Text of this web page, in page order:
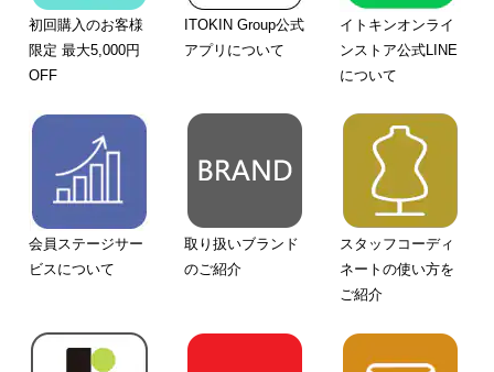
初回購入のお客様
限定 最大5,000円
OFF
ITOKIN Group公式
アプリについて
イトキンオンライ
ンストア公式LINE
について
会員ステージサー
ビスについて
取り扱いブランド
のご紹介
スタッフコーディ
ネートの使い方を
ご紹介